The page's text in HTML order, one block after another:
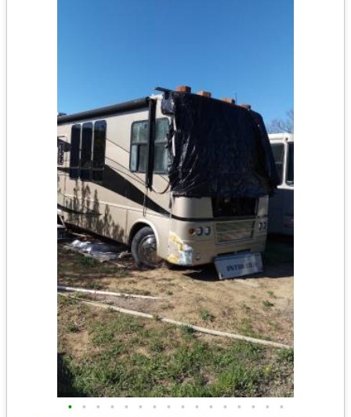
• • • • • • • • • • • • • • • •